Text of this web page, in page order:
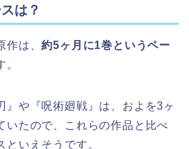
は？
作は、約5ヶ月に1巻というペー
。
』や『呪術廻戦』は、およを3ヶ
いたので、これらの作品と比べ
といえそうです。